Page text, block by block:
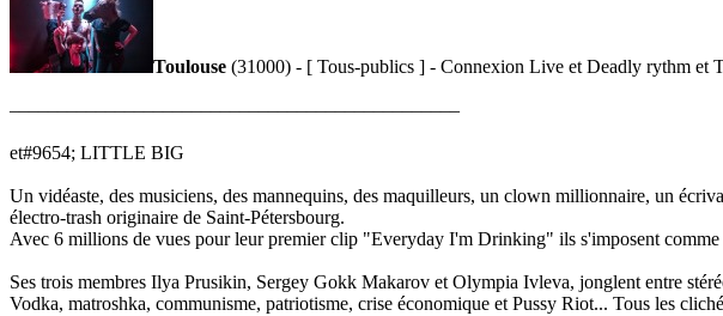
Toulouse (31000) - [ Tous-publics ] - Connexion Live et Deadly rythm
–––––––––––––––––––––––––––––––––––––––––––––––
et#9654; LITTLE BIG
Un vidéaste, des musiciens, des mannequins, des maquilleurs, un clown millionnaire, un
électro-trash originaire de Saint-Pétersbourg.
Avec 6 millions de vues pour leur premier clip "Everyday I'm Drinking" ils s'imposent comme
Ses trois membres Ilya Prusikin, Sergey Gokk Makarov et Olympia Ivleva, jonglent entre
Vodka, matroshka, communisme, patriotisme, crise économique et Pussy Riot... Tous les